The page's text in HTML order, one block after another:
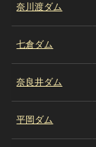
奈川渡ダム
七倉ダム
奈良井ダム
平岡ダム